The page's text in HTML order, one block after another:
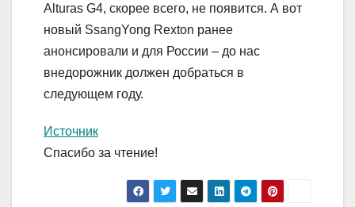
Alturas G4, скорее всего, не появится. А вот
новый SsangYong Rexton ранее
анонсировали и для России – до нас
внедорожник должен добраться в
следующем году.
Источник
Спасибо за чтение!